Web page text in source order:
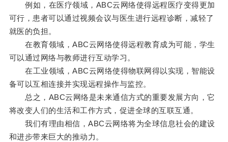
例如，在医疗领域，ABC云网络使得远程医疗变得更加
可行，患者可以通过视频会议与医生进行远程诊断，减轻了
就医的负担。
在教育领域，ABC云网络使得远程教育成为可能，学生
可以通过网络与教师进行互动学习。
在工业领域，ABC云网络使得物联网得以实现，智能设
备可以互相连接并实现远程操作与监控。
总之，ABC云网络是未来通信方式的重要发展方向，它
将改变人们的生活和工作方式，促进全球的互联互通。
我们有理由相信，ABC云网络将为全球信息社会的建设
和进步带来巨大的推动力。